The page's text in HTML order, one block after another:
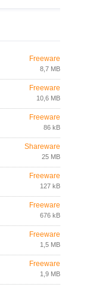
Freeware
8,7 MB
Freeware
10,6 MB
Freeware
86 kB
Shareware
25 MB
Freeware
127 kB
Freeware
676 kB
Freeware
1,5 MB
Freeware
1,9 MB